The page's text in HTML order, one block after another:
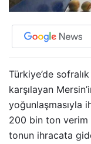
Türkiye’de sofralık
karşılayan
yoğunlaşmasıyla
200 bin ton verim
tonun ihracata